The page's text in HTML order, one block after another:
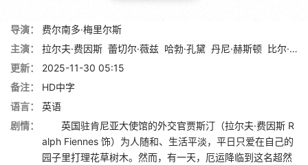
导演：
费尔南多·梅里尔斯
主演：
拉尔夫·费因斯 蕾切尔·薇兹 哈勃·孔黛 丹尼·赫斯顿 比尔·奈伊
更新：
2025-11-30 05:15
备注：
HD中字
语言：
英语
剧情：
英国驻肯尼亚大使馆的外交官贾斯汀（拉尔夫·费因斯 R
alph Fiennes 饰）为人随和、生活平淡，平日只爱在自己的
园子里打理花草树木。然而，有一天，厄运降临到这名超然